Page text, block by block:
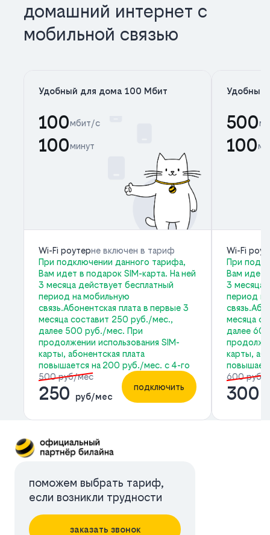
домашний интернет с
мобильной связью
Удобный для дома 100 Мбит
100мбит/с
100минут
Wi-Fi роутерне включен в тариф
При подключении данного тарифа,
Вам идет в подарок SIM-карта. На ней
3 месяца действует бесплатный
период на мобильную
связь.Абонентская плата в первые 3
месяца составит 250 руб./мес.,
далее 500 руб./мес. При
продолжении использования SIM-
карты, абонентская плата
повышается на 200 руб./мес. с 4-го
500 руб/мес
250 руб/мес
подключить
Удобный
500
100
Wi-Fi
При
Вам идет
3 месяца
период
месяца
далее
карты,
600 руб/
300
поможем выбрать тариф,
если возникли трудности
заказать звонок